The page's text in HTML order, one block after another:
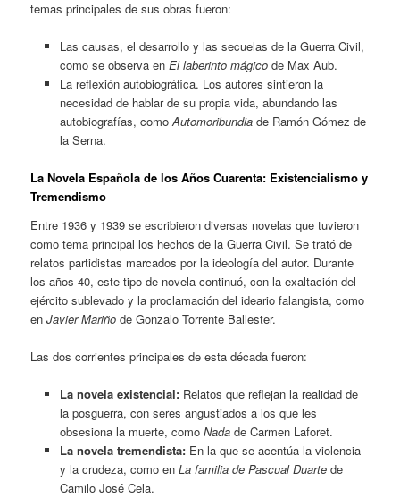
temas principales de sus obras fueron:
Las causas, el desarrollo y las secuelas de la Guerra Civil,
como se observa en El laberinto mágicode Max Aub.
La reflexión autobiográfica. Los autores sintieron la
necesidad de hablar de su propia vida, abundando las
autobiografías, comoAutomoribundiade Ramón Gómez de
la Serna.
La Novela Española de los Años Cuarenta: Existencialismo y
Tremendismo
Entre 1936 y 1939 se escribieron diversas novelas que tuvieron
como tema principal los hechos de la Guerra Civil. Se trató de
relatos partidistas marcados por la ideología del autor. Durante
los años 40, este tipo de novela continuó, con la exaltación del
ejército sublevado y la proclamación del ideario falangista, como
enJavier Mariño de Gonzalo Torrente Ballester.
Las dos corrientes principales de esta década fueron:
La novela existencial:Relatos que reflejan la realidad de
la posguerra, con seres angustiados a los que les
obsesiona la muerte, como Nadade Carmen Laforet.
La novela tremendista:En la que se acentúa la violencia
y la crudeza, como en La familia de Pascual Duartede
Camilo José Cela.